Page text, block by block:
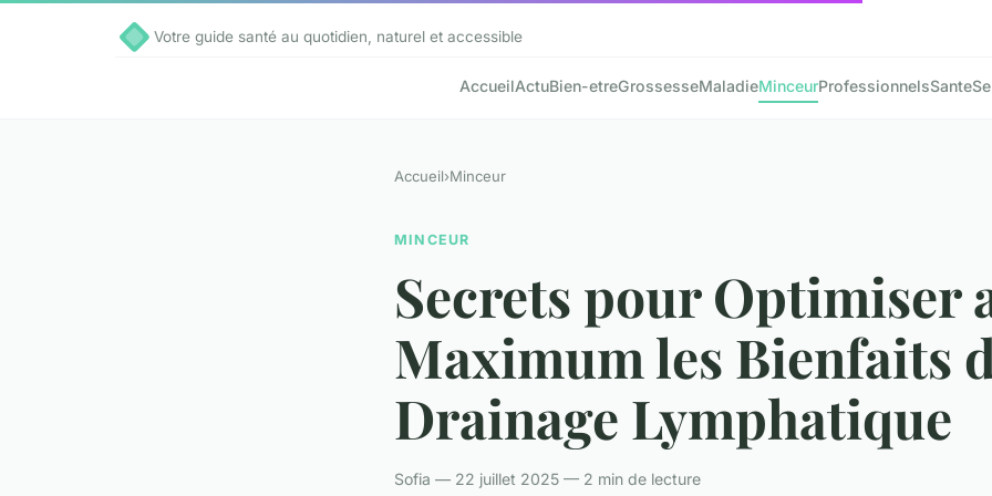
Votre guide santé au quotidien, naturel et accessible
AccueilActuBien-etreGrossesseMaladieMinceurProfessionnelsSante
Accueil›Minceur
MINCEUR
Secrets pour Optimiser
Maximum les Bienfaits
Drainage Lymphatique
Sofia — 22 juillet 2025 — 2 min de lecture